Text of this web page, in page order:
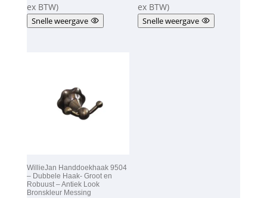
ex BTW)
Snelle weergave
ex BTW)
Snelle weergave
WillieJan Handdoekhaak 9504
– Dubbele Haak- Groot en
Robuust – Antiek Look
Bronskleur Messing